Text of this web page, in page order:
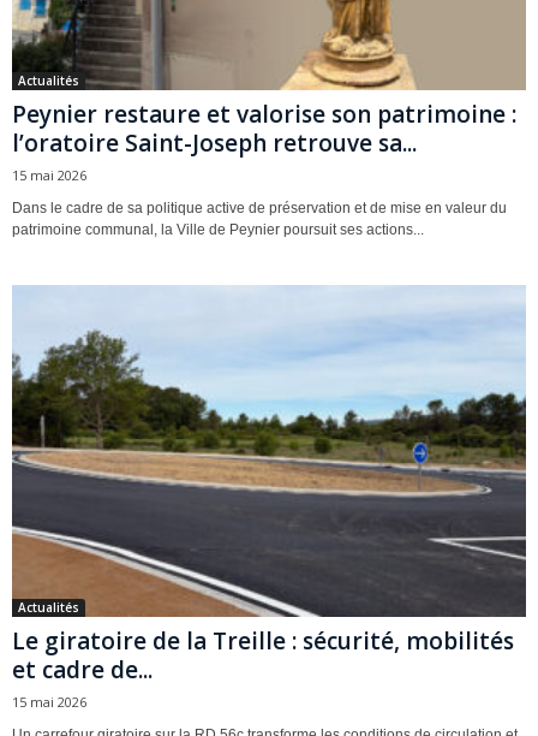
Actualités
Peynier restaure et valorise son patrimoine :
l’oratoire Saint-Joseph retrouve sa...
15 mai 2026
Dans le cadre de sa politique active de préservation et de mise en valeur du
patrimoine communal, la Ville de Peynier poursuit ses actions...
Actualités
Le giratoire de la Treille : sécurité, mobilités
et cadre de...
15 mai 2026